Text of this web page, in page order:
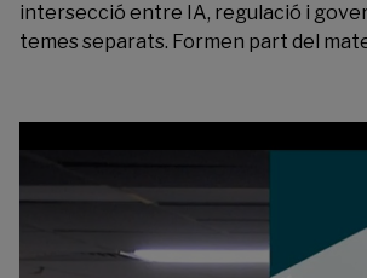
intersecció entre IA, regulació i
temes separats. Formen part del